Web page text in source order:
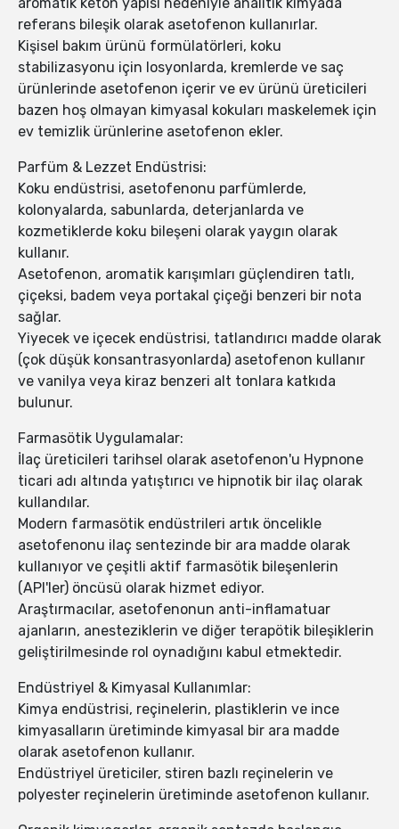
referans bileşik olarak asetofenon kullanırlar.
Kişisel bakım ürünü formülatörleri, koku
stabilizasyonu için losyonlarda, kremlerde ve saç
ürünlerinde asetofenon içerir ve ev ürünü üreticileri
bazen hoş olmayan kimyasal kokuları maskelemek için
ev temizlik ürünlerine asetofenon ekler.
Parfüm & Lezzet Endüstrisi:
Koku endüstrisi, asetofenonu parfümlerde,
kolonyalarda, sabunlarda, deterjanlarda ve
kozmetiklerde koku bileşeni olarak yaygın olarak
kullanır.
Asetofenon, aromatik karışımları güçlendiren tatlı,
çiçeksi, badem veya portakal çiçeği benzeri bir nota
sağlar.
Yiyecek ve içecek endüstrisi, tatlandırıcı madde olarak
(çok düşük konsantrasyonlarda) asetofenon kullanır
ve vanilya veya kiraz benzeri alt tonlara katkıda
bulunur.
Farmasötik Uygulamalar:
İlaç üreticileri tarihsel olarak asetofenon'u Hypnone
ticari adı altında yatıştırıcı ve hipnotik bir ilaç olarak
kullandılar.
Modern farmasötik endüstrileri artık öncelikle
asetofenonu ilaç sentezinde bir ara madde olarak
kullanıyor ve çeşitli aktif farmasötik bileşenlerin
(API'ler) öncüsü olarak hizmet ediyor.
Araştırmacılar, asetofenonun anti-inflamatuar
ajanların, anesteziklerin ve diğer terapötik bileşiklerin
geliştirilmesinde rol oynadığını kabul etmektedir.
Endüstriyel & Kimyasal Kullanımlar:
Kimya endüstrisi, reçinelerin, plastiklerin ve ince
kimyasalların üretiminde kimyasal bir ara madde
olarak asetofenon kullanır.
Endüstriyel üreticiler, stiren bazlı reçinelerin ve
polyester reçinelerin üretiminde asetofenon kullanır.